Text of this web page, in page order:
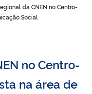
da CNEN no Centro-
Social
no Centro-
na área de